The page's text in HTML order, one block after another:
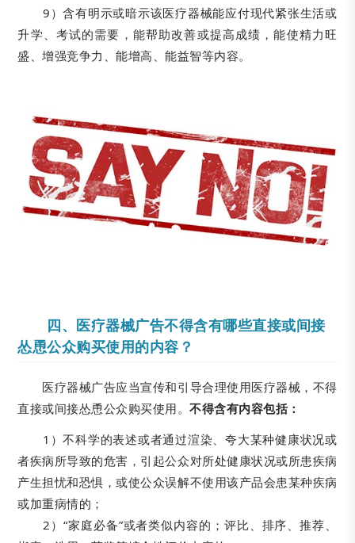
9）含有明示或暗示该医疗器械能应付现代紧张生活或
升学、考试的需要，能帮助改善或提高成绩，能使精力旺
盛、增强竞争力、能增高、能益智等内容。
四、医疗器械广告不得含有哪些直接或间接
怂恿公众购买使用的内容？
医疗器械广告应当宣传和引导合理使用医疗器械，不得
直接或间接怂恿公众购买使用。不得含有内容包括：
1）不科学的表述或者通过渲染、夸大某种健康状况或
者疾病所导致的危害，引起公众对所处健康状况或所患疾病
产生担忧和恐惧，或使公众误解不使用该产品会患某种疾病
或加重病情的；
2）“家庭必备”或者类似内容的；评比、排序、推荐、